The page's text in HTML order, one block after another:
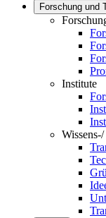
Forschung und
Institute